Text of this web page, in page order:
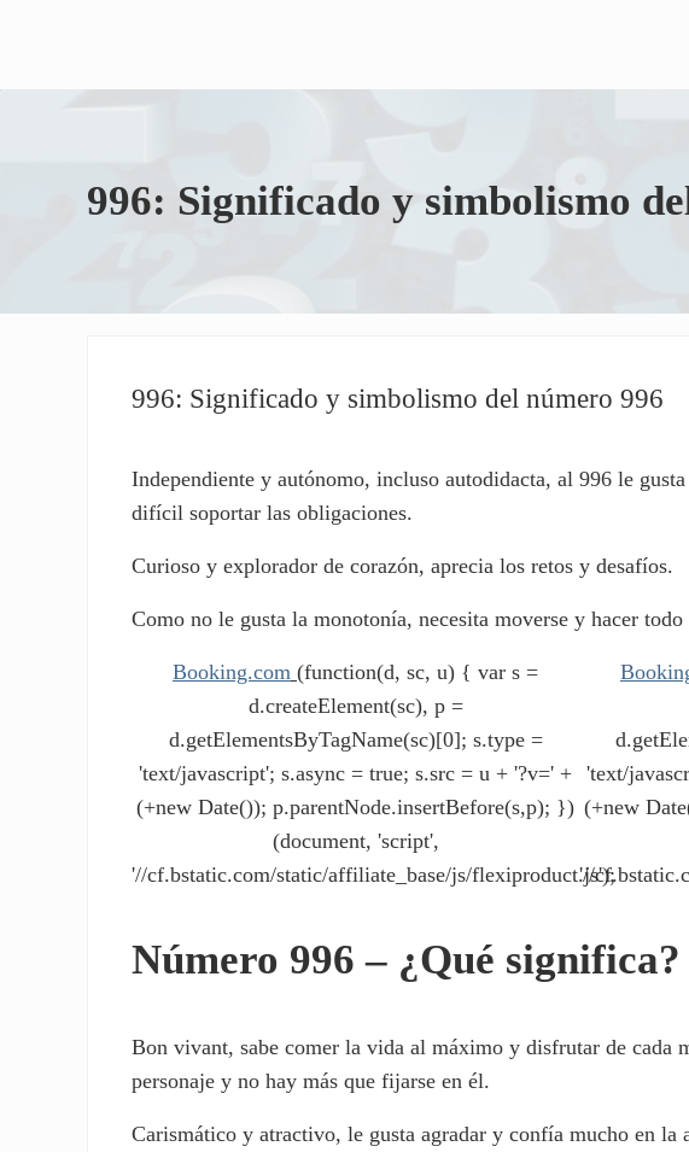
996: Significado y simbolismo
996: Significado y simbolismo del número 996
Independiente y autónomo, incluso autodidacta, al 996 le
difícil soportar las obligaciones.
Curioso y explorador de corazón, aprecia los retos y desafíos.
Como no le gusta la monotonía, necesita moverse y hacer
Booking.com (function(d, sc, u) { var s =
d.createElement(sc), p =
d.getElementsByTagName(sc)[0]; s.type =
'text/javascript'; s.async = true; s.src = u + '?v=' +
(+new Date()); p.parentNode.insertBefore(s,p); })
(document, 'script',
'//cf.bstatic.com/static/affiliate_base/js/flexiproduct.js');
'text/
(+new
'//
Número 996 – ¿Qué significa?
Bon vivant, sabe comer la vida al máximo y disfrutar de cada
personaje y no hay más que fijarse en él.
Carismático y atractivo, le gusta agradar y confía mucho en la